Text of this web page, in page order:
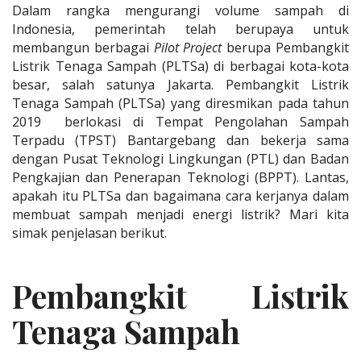
Dalam rangka mengurangi volume sampah di
Indonesia, pemerintah telah berupaya untuk
membangun berbagai Pilot Project berupa Pembangkit
Listrik Tenaga Sampah (PLTSa) di berbagai kota-kota
besar, salah satunya Jakarta. Pembangkit Listrik
Tenaga Sampah (PLTSa) yang diresmikan pada tahun
2019 berlokasi di Tempat Pengolahan Sampah
Terpadu (TPST) Bantargebang dan bekerja sama
dengan Pusat Teknologi Lingkungan (PTL) dan Badan
Pengkajian dan Penerapan Teknologi (BPPT). Lantas,
apakah itu PLTSa dan bagaimana cara kerjanya dalam
membuat sampah menjadi energi listrik? Mari kita
simak penjelasan berikut.
Pembangkit Listrik
Tenaga Sampah